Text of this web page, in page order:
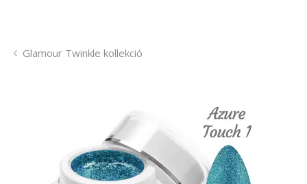
Glamour Twinkle kollekció